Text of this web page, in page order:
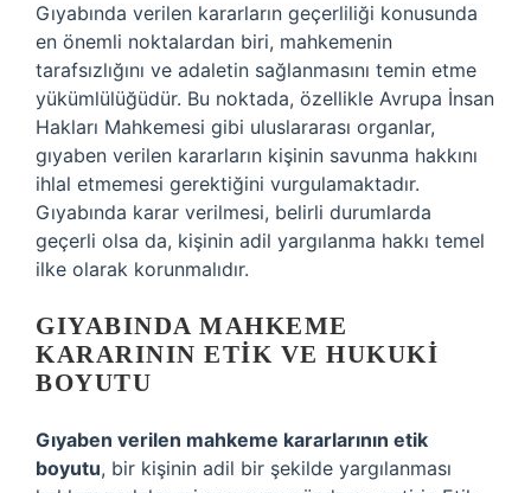
Gıyabında verilen kararların geçerliliği konusunda
en önemli noktalardan biri, mahkemenin
tarafsızlığını ve adaletin sağlanmasını temin etme
yükümlülüğüdür. Bu noktada, özellikle Avrupa İnsan
Hakları Mahkemesi gibi uluslararası organlar,
gıyaben verilen kararların kişinin savunma hakkını
ihlal etmemesi gerektiğini vurgulamaktadır.
Gıyabında karar verilmesi, belirli durumlarda
geçerli olsa da, kişinin adil yargılanma hakkı temel
ilke olarak korunmalıdır.
GIYABINDA MAHKEME
KARARININ ETIK VE HUKUKI
BOYUTU
Gıyaben verilen mahkeme kararlarının etik
boyutu, bir kişinin adil bir şekilde yargılanması